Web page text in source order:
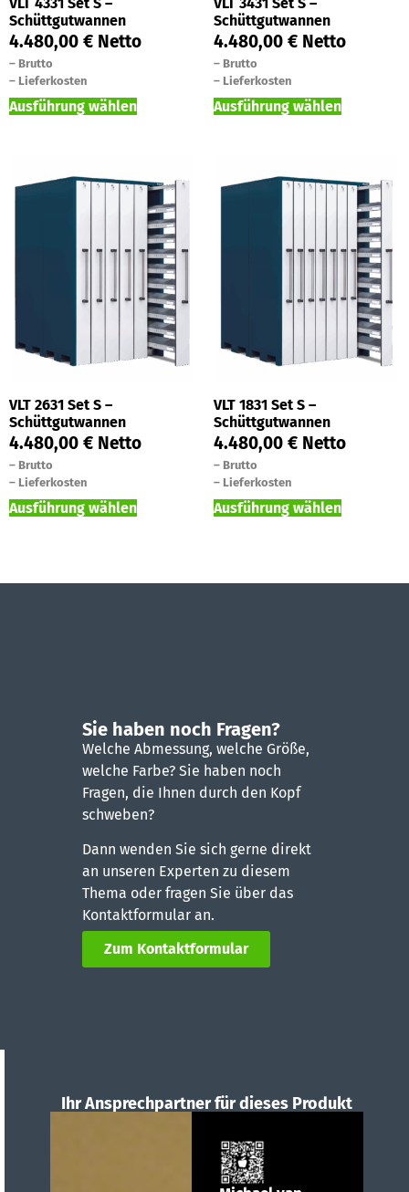
Schüttgutwannen
4.480,00 € Netto
– Brutto
– Lieferkosten
Ausführung wählen
Schüttgutwannen
4.480,00 € Netto
– Brutto
– Lieferkosten
Ausführung wählen
VLT 2631 Set S –
Schüttgutwannen
4.480,00 € Netto
– Brutto
– Lieferkosten
Ausführung wählen
VLT 1831 Set S –
Schüttgutwannen
4.480,00 € Netto
– Brutto
– Lieferkosten
Ausführung wählen
Sie haben noch Fragen?
Welche Abmessung, welche Größe,
welche Farbe? Sie haben noch
Fragen, die Ihnen durch den Kopf
schweben?
Dann wenden Sie sich gerne direkt
an unseren Experten zu diesem
Thema oder fragen Sie über das
Kontaktformular an.
Zum Kontaktformular
Ihr Ansprechpartner für dieses Produkt